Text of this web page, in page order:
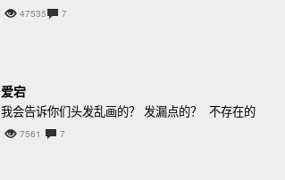
47535 7
爱宕
我会告诉你们头发乱画的？ 发漏点的？ 不存在的
7561 7